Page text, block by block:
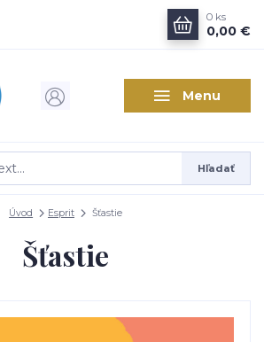
Menu
Hľadať
0 ks
0,00 €
Úvod Esprit Šťastie
Šťastie